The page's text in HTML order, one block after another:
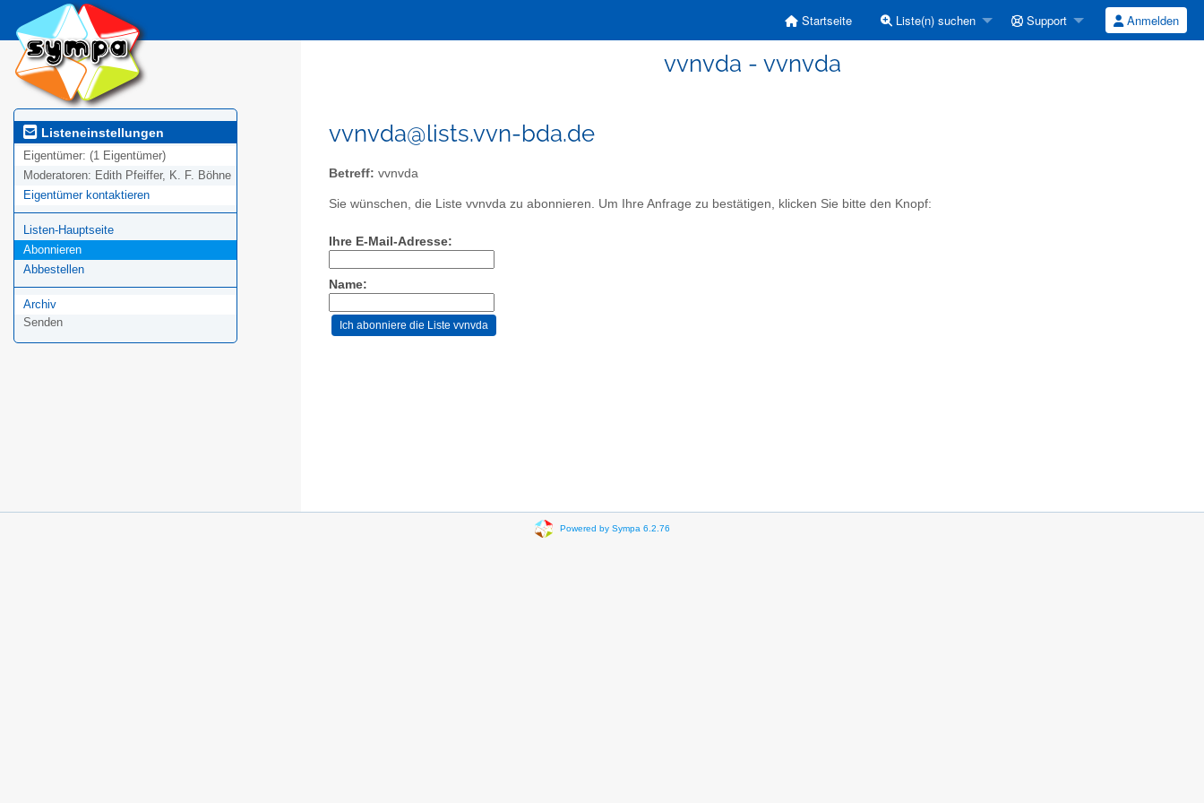
Startseite Liste(n) suchen Support Anmelden
vvnvda - vvnvda
Listeneinstellungen
Eigentümer: (1 Eigentümer)
Moderatoren: Edith Pfeiffer, K. F. Böhne
Eigentümer kontaktieren
Listen-Hauptseite
Abonnieren
Abbestellen
Archiv
Senden
vvnvda@lists.vvn-bda.de
Betreff: vvnvda
Sie wünschen, die Liste vvnvda zu abonnieren. Um Ihre Anfrage zu bestätigen, klicken Sie bitte den Knopf:
Ihre E-Mail-Adresse:
Name:
Powered by Sympa 6.2.76